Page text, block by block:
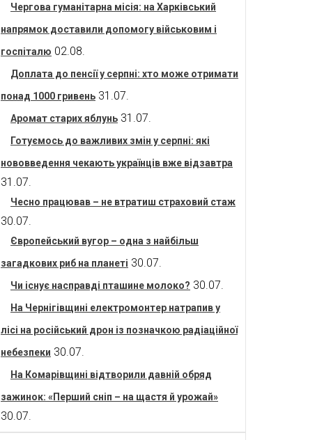
Чергова гуманітарна місія: на Харківський
напрямок доставили допомогу військовим і
госпіталю 02.08.
Доплата до пенсії у серпні: хто може отримати
понад 1000 гривень 31.07.
Аромат старих яблунь 31.07.
Готуємось до важливих змін у серпні: які
нововведення чекають українців вже відзавтра
31.07.
Чесно працював – не втратиш страховий стаж
30.07.
Європейський вугор – одна з найбільш
загадкових риб на планеті 30.07.
Чи існує насправді пташине молоко? 30.07.
На Чернігівщині електромонтер натрапив у
лісі на російський дрон із позначкою радіаційної
небезпеки 30.07.
На Комарівщині відтворили давній обряд
зажинок: «Перший сніп – на щастя й урожай»
30.07.